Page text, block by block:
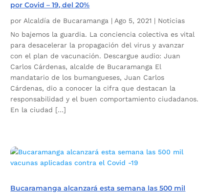
por Covid – 19, del 20%
por Alcaldía de Bucaramanga | Ago 5, 2021 | Noticias
No bajemos la guardia. La conciencia colectiva es vital
para desacelerar la propagación del virus y avanzar
con el plan de vacunación. Descargue audio: Juan
Carlos Cárdenas, alcalde de Bucaramanga El
mandatario de los bumangueses, Juan Carlos
Cárdenas, dio a conocer la cifra que destacan la
responsabilidad y el buen comportamiento ciudadanos.
En la ciudad […]
Bucaramanga alcanzará esta semana las 500 mil